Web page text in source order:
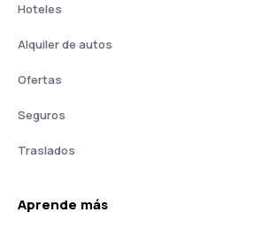
Hoteles
Alquiler de autos
Ofertas
Seguros
Traslados
Aprende más